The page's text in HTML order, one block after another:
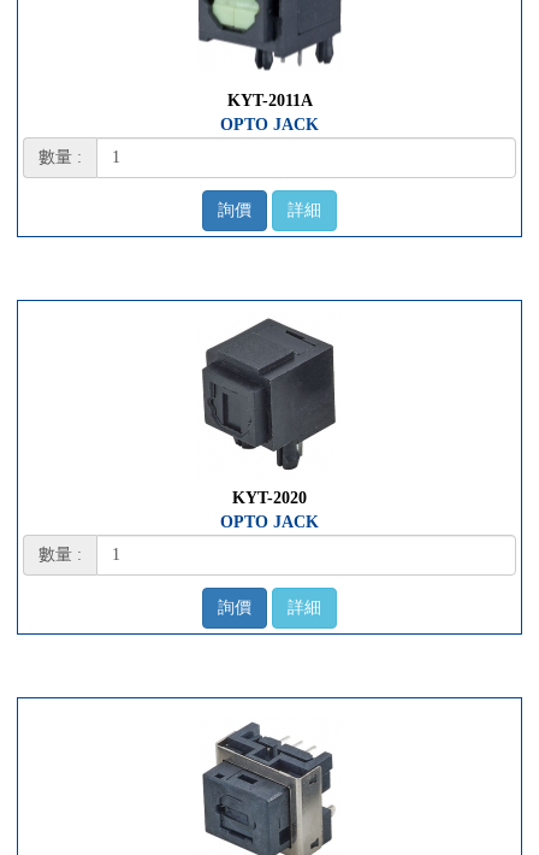
KYT-2011A
OPTO JACK
數量 :
詢價 詳細
KYT-2020
OPTO JACK
數量 :
詢價 詳細